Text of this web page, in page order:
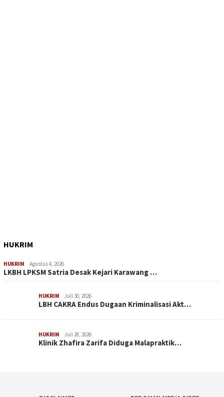
HUKRIM
HUKRIM Agustus 4, 2026
LKBH LPKSM Satria Desak Kejari Karawang …
HUKRIM Juli 30, 2026
LBH CAKRA Endus Dugaan Kriminalisasi Akt…
HUKRIM Juli 28, 2026
Klinik Zhafira Zarifa Diduga Malapraktik…